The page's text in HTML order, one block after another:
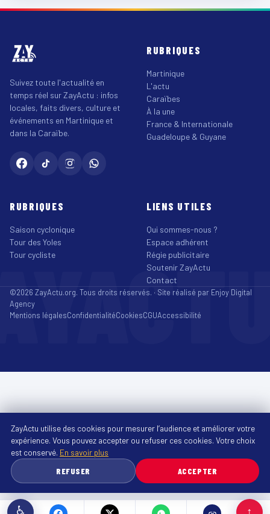
Suivez toute l'actualité en
temps réel sur ZayActu : infos
locales, faits divers, culture et
événements en Martinique et
dans la Caraïbe.
RUBRIQUES
Martinique
L'actu
Caraïbes
À la une
France & Internationale
Guadeloupe & Guyane
RUBRIQUES
Saison cyclonique
Tour des Yoles
Tour cycliste
LIENS UTILES
Qui sommes-nous ?
Espace adhérent
Régie publicitaire
Soutenir ZayActu
Contact
©2026 ZayActu.org. Tous droits réservés. · Site réalisé par Enjoy Digital
Agency
Mentions légalesConfidentialitéCookiesCGUAccessibilité
♿
ZayActu utilise des cookies pour mesurer l’audience et améliorer votre
expérience. Vous pouvez accepter ou refuser ces cookies. Votre choix
est conservé. En savoir plus
REFUSER
ACCEPTER